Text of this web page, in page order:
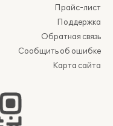
Прайс-лист
Поддержка
Обратная связь
Сообщить об ошибке
Карта сайта